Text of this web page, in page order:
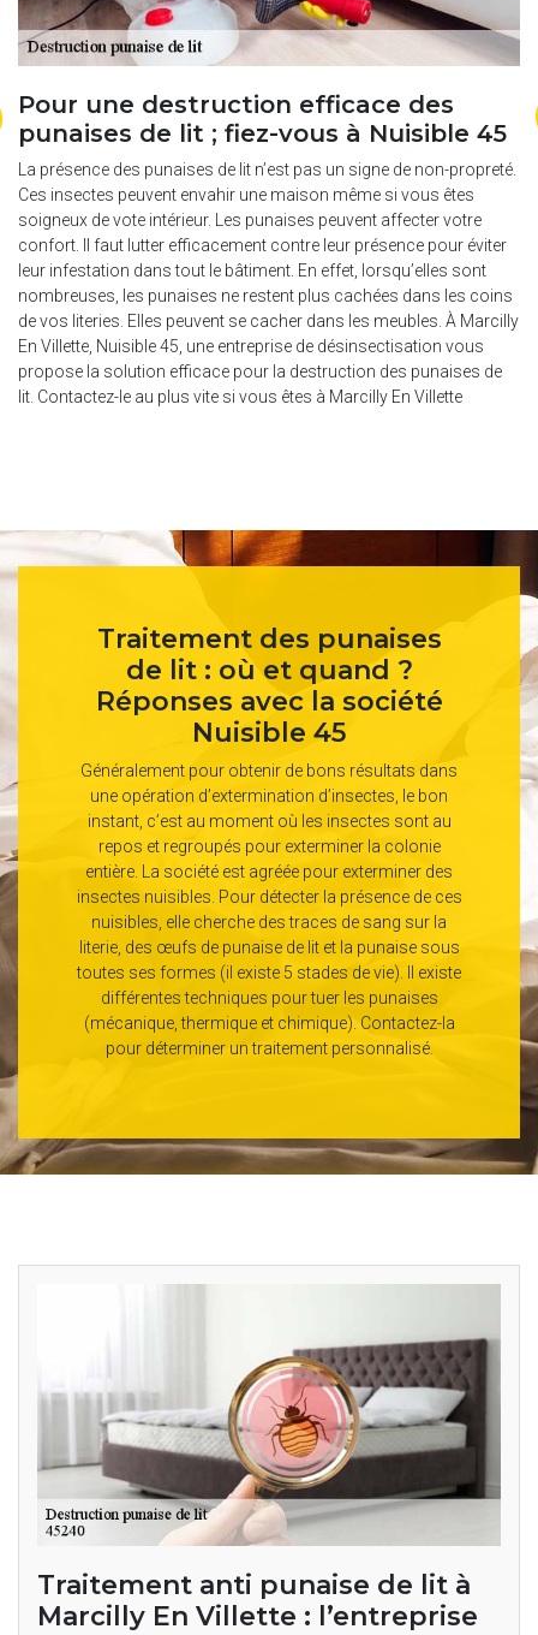
Pour une destruction efficace des
punaises de lit ; fiez-vous à Nuisible 45
La présence des punaises de lit n’est pas un signe de non-propreté.
Ces insectes peuvent envahir une maison même si vous êtes
soigneux de vote intérieur. Les punaises peuvent affecter votre
confort. Il faut lutter efficacement contre leur présence pour éviter
leur infestation dans tout le bâtiment. En effet, lorsqu’elles sont
nombreuses, les punaises ne restent plus cachées dans les coins
de vos literies. Elles peuvent se cacher dans les meubles. À Marcilly
En Villette, Nuisible 45, une entreprise de désinsectisation vous
propose la solution efficace pour la destruction des punaises de
lit. Contactez-le au plus vite si vous êtes à Marcilly En Villette
Traitement des punaises
de lit : où et quand ?
Réponses avec la société
Nuisible 45
Généralement pour obtenir de bons résultats dans
une opération d’extermination d’insectes, le bon
instant, c’est au moment où les insectes sont au
repos et regroupés pour exterminer la colonie
entière. La société est agréée pour exterminer des
insectes nuisibles. Pour détecter la présence de ces
nuisibles, elle cherche des traces de sang sur la
literie, des œufs de punaise de lit et la punaise sous
toutes ses formes (il existe 5 stades de vie). Il existe
différentes techniques pour tuer les punaises
(mécanique, thermique et chimique). Contactez-la
pour déterminer un traitement personnalisé.
Traitement anti punaise de lit à
Marcilly En Villette : l’entreprise